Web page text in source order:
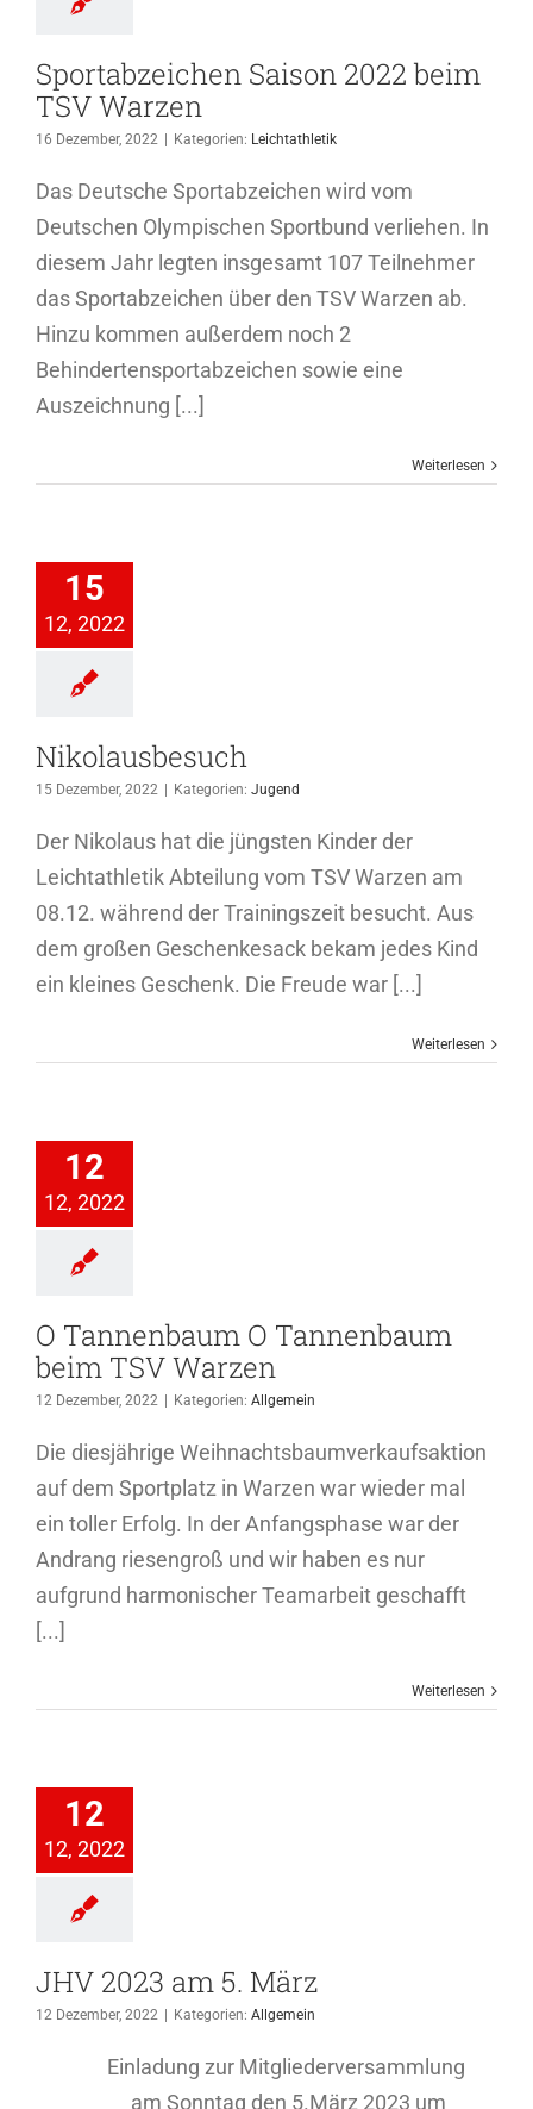
Sportabzeichen Saison 2022 beim
TSV Warzen
16 Dezember, 2022 Kategorien: Leichtathletik
Das Deutsche Sportabzeichen wird vom
Deutschen Olympischen Sportbund verliehen. In
diesem Jahr legten insgesamt 107 Teilnehmer
das Sportabzeichen über den TSV Warzen ab.
Hinzu kommen außerdem noch 2
Behindertensportabzeichen sowie eine
Auszeichnung [...]
Weiterlesen
15
12, 2022
Nikolausbesuch
15 Dezember, 2022 Kategorien: Jugend
Der Nikolaus hat die jüngsten Kinder der
Leichtathletik Abteilung vom TSV Warzen am
08.12. während der Trainingszeit besucht. Aus
dem großen Geschenkesack bekam jedes Kind
ein kleines Geschenk. Die Freude war [...]
Weiterlesen
12
12, 2022
TSV
O Tannenbaum O Tannenbaum
beim TSV Warzen
12 Dezember, 2022 Kategorien: Allgemein
Die diesjährige Weihnachtsbaumverkaufsaktion
auf dem Sportplatz in Warzen war wieder mal
ein toller Erfolg. In der Anfangsphase war der
Andrang riesengroß und wir haben es nur
aufgrund harmonischer Teamarbeit geschafft
[...]
Weiterlesen
12
12, 2022
am 5.
JHV 2023 am 5. März
12 Dezember, 2022 Kategorien: Allgemein
Einladung zur Mitgliederversammlung
am Sonntag den 5.März 2023 um